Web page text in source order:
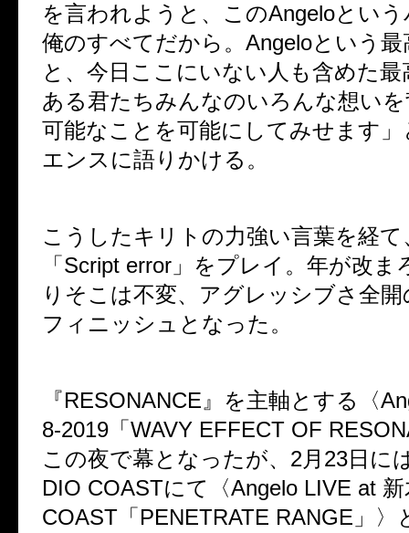
を言われようと、このAngeloとい
俺のすべてだから。 Angeloという
と、今日ここにいない人も含めた
ある君たちみんなのいろんな想い
可能なことを可能にしてみせます
エンスに語りかける。
こうしたキリトの力強い言葉を経
「 Script error 」をプレイ。年が改ま
りそこは不変、アグレッシブさ全
フィニッシュとなった。
『RESONANCE 』を主軸とする〈
8-2019 「 WAVY EFFECT OF
この夜で幕となったが、 2月 23日に
DIO COASTにて〈Angelo LIVE at
COAST 「 PENETRATE RANGE 」〉